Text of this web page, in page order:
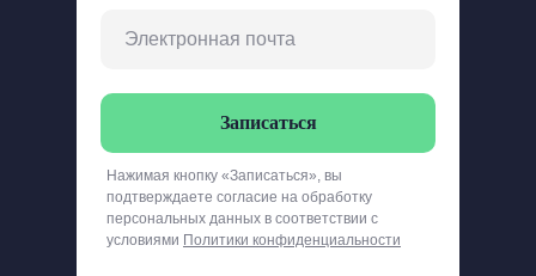
Записаться
Нажимая кнопку «Записаться», вы
подтверждаете согласие на обработку
персональных данных в соответствии с
условиями Политики конфиденциальности